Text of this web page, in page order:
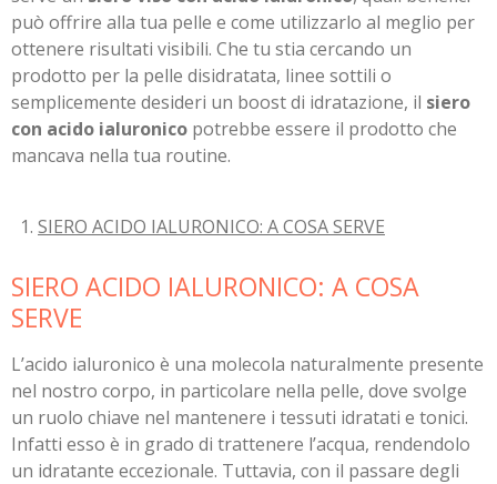
può offrire alla tua pelle e come utilizzarlo al meglio per
ottenere risultati visibili. Che tu stia cercando un
prodotto per la pelle disidratata, linee sottili o
semplicemente desideri un boost di idratazione, il siero
con acido ialuronico potrebbe essere il prodotto che
mancava nella tua routine.
SIERO ACIDO IALURONICO: A COSA SERVE
SIERO ACIDO IALURONICO: A COSA
SERVE
L’acido ialuronico è una molecola naturalmente presente
nel nostro corpo, in particolare nella pelle, dove svolge
un ruolo chiave nel mantenere i tessuti idratati e tonici.
Infatti esso è in grado di trattenere l’acqua, rendendolo
un idratante eccezionale. Tuttavia, con il passare degli